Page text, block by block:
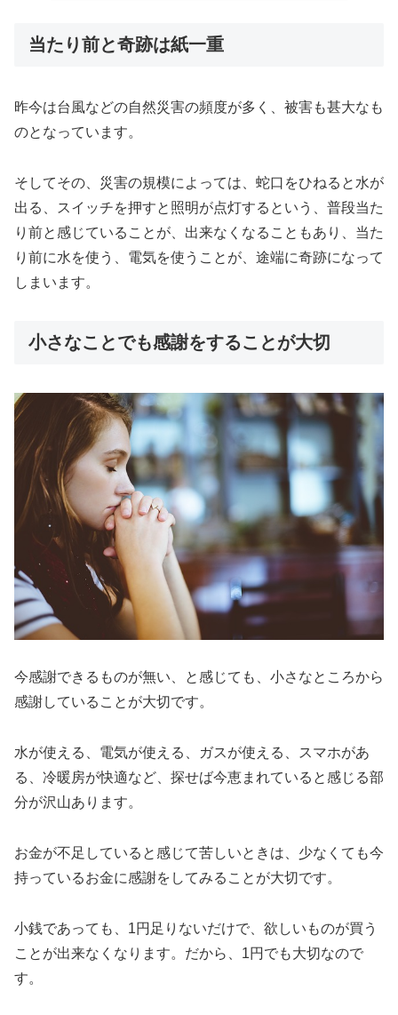
当たり前と奇跡は紙一重
昨今は台風などの自然災害の頻度が多く、被害も甚大なも
のとなっています。
そしてその、災害の規模によっては、蛇口をひねると水が
出る、スイッチを押すと照明が点灯するという、普段当た
り前と感じていることが、出来なくなることもあり、当た
り前に水を使う、電気を使うことが、途端に奇跡になって
しまいます。
小さなことでも感謝をすることが大切
今感謝できるものが無い、と感じても、小さなところから
感謝していることが大切です。
水が使える、電気が使える、ガスが使える、スマホがあ
る、冷暖房が快適など、探せば今恵まれていると感じる部
分が沢山あります。
お金が不足していると感じて苦しいときは、少なくても今
持っているお金に感謝をしてみることが大切です。
小銭であっても、1円足りないだけで、欲しいものが買う
ことが出来なくなります。だから、1円でも大切なので
す。